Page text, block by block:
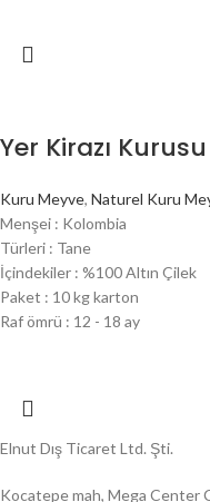
Yer Kirazı
Kuru Meyve, Naturel Kuru
Menşei : Kolombia
Türleri : Tane
İçindekiler : %100 Altın Çilek
Paket : 10 kg karton
Raf ömrü : 12 - 18 ay
Elnut Dış Ticaret Ltd. Şti.
Kocatepe mah, Mega Center